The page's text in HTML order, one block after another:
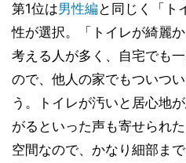
第1位は男性編 と同じく「ト
性が選択。「トイレが綺麗
考える人が多く、自宅でも
ので、他人の家でもついつ
う。トイレが汚いと居心地
がるといった声も寄せられ
空間なので、かなり細部ま